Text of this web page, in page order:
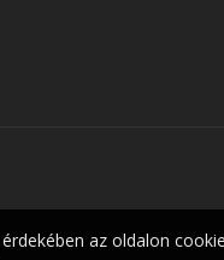
az oldalon